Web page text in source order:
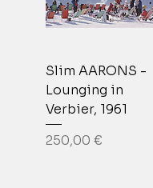
Slim AARONS -
Lounging in
Verbier, 1961
Prix
250,00 €